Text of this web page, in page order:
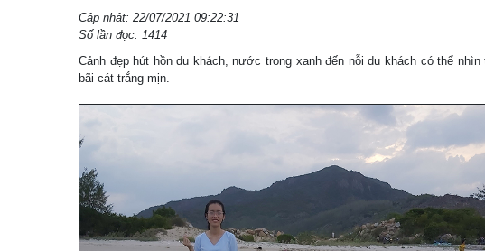
Cập nhật: 22/07/2021 09:22:31
Số lần đọc: 1414
Cảnh đẹp hút hồn du khách, nước trong xanh đến nỗi du khách có thể nhìn
bãi cát trắng mịn.